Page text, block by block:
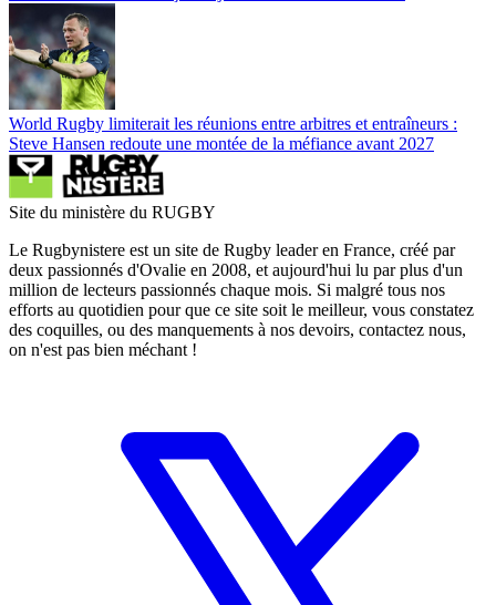
World Rugby limiterait les réunions entre arbitres et entraîneurs :
Steve Hansen redoute une montée de la méfiance avant 2027
Site du ministère du RUGBY
Le Rugbynistere est un site de Rugby leader en France, créé par
deux passionnés d'Ovalie en 2008, et aujourd'hui lu par plus d'un
million de lecteurs passionnés chaque mois. Si malgré tous nos
efforts au quotidien pour que ce site soit le meilleur, vous constatez
des coquilles, ou des manquements à nos devoirs, contactez nous,
on n'est pas bien méchant !